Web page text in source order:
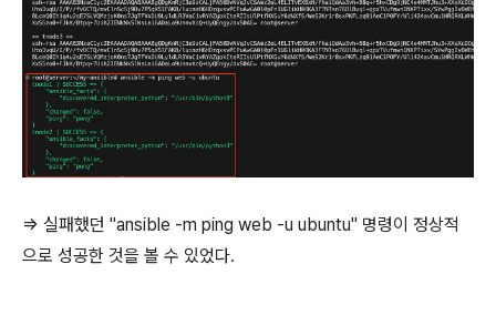
=> 실패했던 "ansible -m ping web -u ubuntu" 명령이 정상적
으로 성공한 것을 볼 수 있었다.